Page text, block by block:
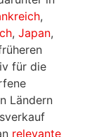
,
, Japan,
für die
Ländern
relevante